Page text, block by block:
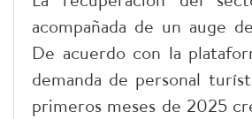
acompañada de un auge
De acuerdo con la
demanda de personal
primeros meses de 2025